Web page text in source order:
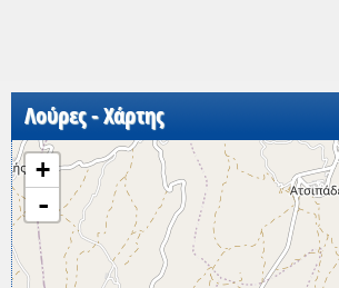
Λούρες - Χάρτης
+
-